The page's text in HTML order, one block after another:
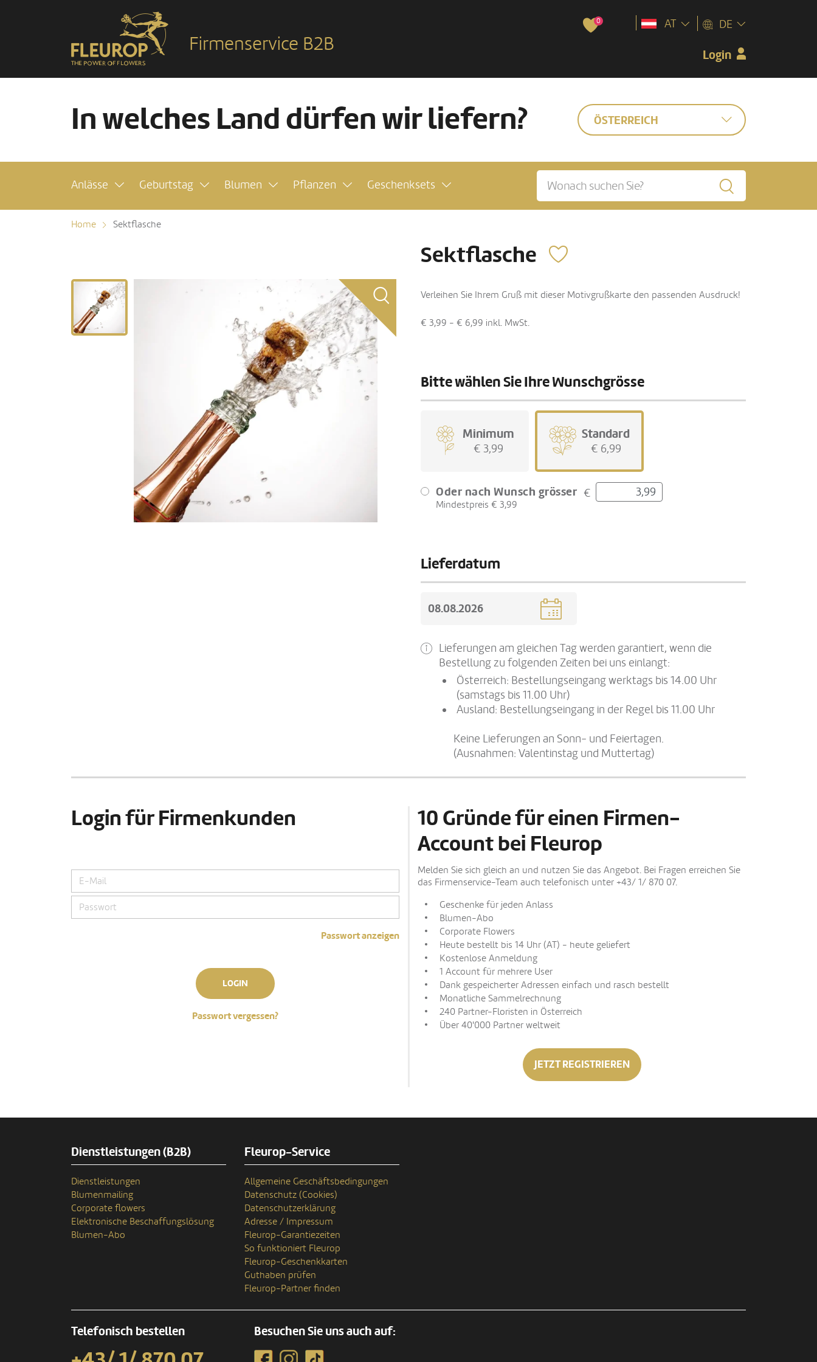
Firmenservice B2B
0
Login
AT DE
In welches Land dürfen wir liefern? ÖSTERREICH
Anlässe Geburtstag Blumen Pflanzen Geschenksets
Home Sektflasche
Sektflasche
Verleihen Sie Ihrem Gruß mit dieser Motivgrußkarte den passenden Ausdruck!
€ 3,99 - € 6,99 inkl. MwSt.
Bitte wählen Sie Ihre Wunschgrösse
Minimum
€ 3,99
Standard
€ 6,99
Oder nach Wunsch grösser
Mindestpreis € 3,99
€
Lieferdatum
Lieferungen am gleichen Tag werden garantiert, wenn die
Bestellung zu folgenden Zeiten bei uns einlangt:
Österreich: Bestellungseingang werktags bis 14.00 Uhr
(samstags bis 11.00 Uhr)
Ausland: Bestellungseingang in der Regel bis 11.00 Uhr
Keine Lieferungen an Sonn- und Feiertagen.
(Ausnahmen: Valentinstag und Muttertag)
Login für Firmenkunden
Passwort anzeigen
LOGIN
Passwort vergessen?
10 Gründe für einen Firmen-
Account bei Fleurop
Melden Sie sich gleich an und nutzen Sie das Angebot. Bei Fragen erreichen Sie
das Firmenservice-Team auch telefonisch unter +43/ 1/ 870 07.
Geschenke für jeden Anlass
Blumen-Abo
Corporate Flowers
Heute bestellt bis 14 Uhr (AT) - heute geliefert
Kostenlose Anmeldung
1 Account für mehrere User
Dank gespeicherter Adressen einfach und rasch bestellt
Monatliche Sammelrechnung
240 Partner-Floristen in Österreich
Über 40'000 Partner weltweit
JETZT REGISTRIEREN
Dienstleistungen (B2B)
Dienstleistungen
Blumenmailing
Corporate flowers
Elektronische Beschaffungslösung
Blumen-Abo
Fleurop-Service
Allgemeine Geschäftsbedingungen
Datenschutz (Cookies)
Datenschutzerklärung
Adresse / Impressum
Fleurop-Garantiezeiten
So funktioniert Fleurop
Fleurop-Geschenkkarten
Guthaben prüfen
Fleurop-Partner finden
Telefonisch bestellen Besuchen Sie uns auch auf: